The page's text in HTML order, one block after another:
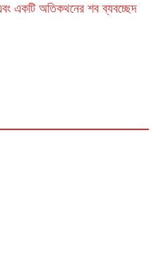
একটি অতিকথনের শব ব্যবচ্ছেদ